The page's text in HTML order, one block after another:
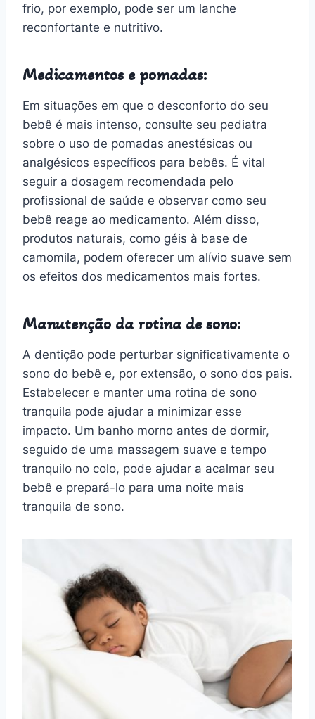
frio, por exemplo, pode ser um lanche
reconfortante e nutritivo.
Medicamentos e pomadas:
Em situações em que o desconforto do seu
bebê é mais intenso, consulte seu pediatra
sobre o uso de pomadas anestésicas ou
analgésicos específicos para bebês. É vital
seguir a dosagem recomendada pelo
profissional de saúde e observar como seu
bebê reage ao medicamento. Além disso,
produtos naturais, como géis à base de
camomila, podem oferecer um alívio suave sem
os efeitos dos medicamentos mais fortes.
Manutenção da rotina de sono:
A dentição pode perturbar significativamente o
sono do bebê e, por extensão, o sono dos pais.
Estabelecer e manter uma rotina de sono
tranquila pode ajudar a minimizar esse
impacto. Um banho morno antes de dormir,
seguido de uma massagem suave e tempo
tranquilo no colo, pode ajudar a acalmar seu
bebê e prepará-lo para uma noite mais
tranquila de sono.